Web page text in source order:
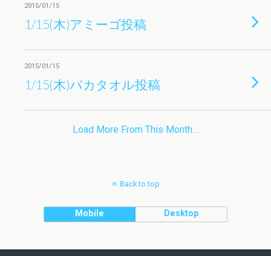
2015/01/15
1/15(木)アミーゴ投稿
2015/01/15
1/15(木)バカタオル投稿
Load More From This Month…
Back to top
Mobile Desktop